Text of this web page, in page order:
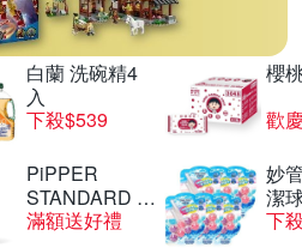
白蘭 洗碗精4
入
下殺$539
櫻
歡
PiPPER
STANDARD 沛
柏
滿額送好禮
妙
潔
下